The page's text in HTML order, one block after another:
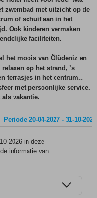
zwembad met uitzicht op de
of schuif aan in het
Ook kinderen vermaken
faciliteiten.
het moois van Ölüdeniz en
op het strand, ’s
terrasjes in het centrum...
met persoonlijke service.
als vakantie.
Periode 20-04-2027 - 31-10-2027
2026 in deze
informatie van